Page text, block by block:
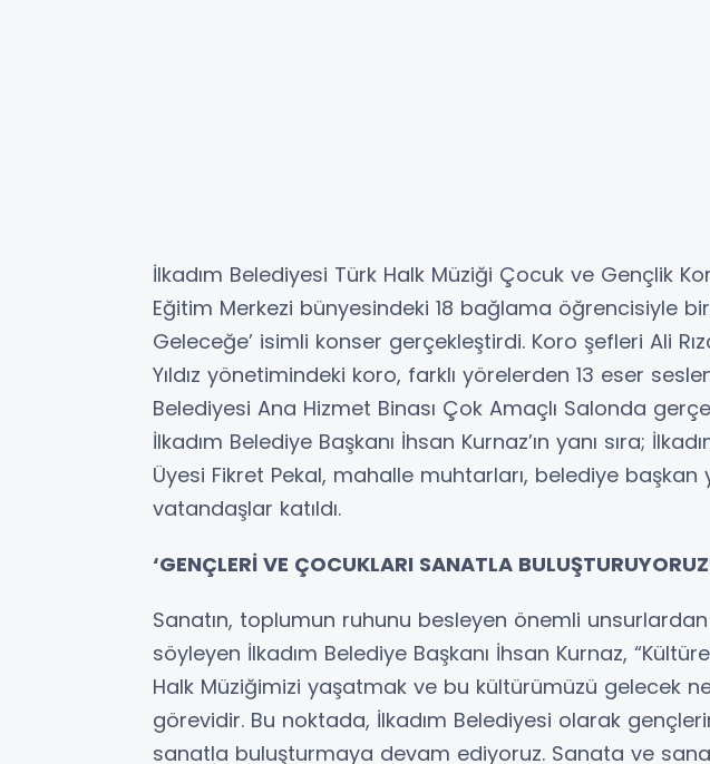
İlkadım Belediyesi Türk Halk Müziği Çocuk ve Gençlik
Eğitim Merkezi bünyesindeki 18 bağlama öğrencisiyle
Geleceğe’ isimli konser gerçekleştirdi. Koro şefleri Ali
Yıldız yönetimindeki koro, farklı yörelerden 13 eser
Belediyesi Ana Hizmet Binası Çok Amaçlı Salonda
İlkadım Belediye Başkanı İhsan Kurnaz’ın yanı sıra;
Üyesi Fikret Pekal, mahalle muhtarları, belediye başkan
vatandaşlar katıldı.
‘GENÇLERİ VE ÇOCUKLARI SANATLA
Sanatın, toplumun ruhunu besleyen önemli
söyleyen İlkadım Belediye Başkanı İhsan Kurnaz,
Halk Müziğimizi yaşatmak ve bu kültürümüzü gelecek
görevidir. Bu noktada, İlkadım Belediyesi olarak
sanatla buluşturmaya devam ediyoruz. Sanata ve